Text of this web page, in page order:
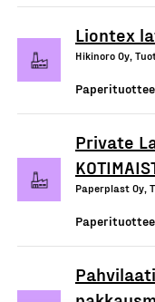
Liontex
Hikinoro Oy,
Private
Paperplast Oy,